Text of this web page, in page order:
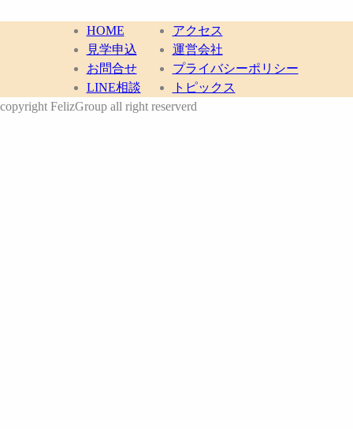
HOME
見学申込
お問合せ
LINE相談
アクセス
運営会社
プライバシーポリシー
トピックス
copyright FelizGroup all right reserverd